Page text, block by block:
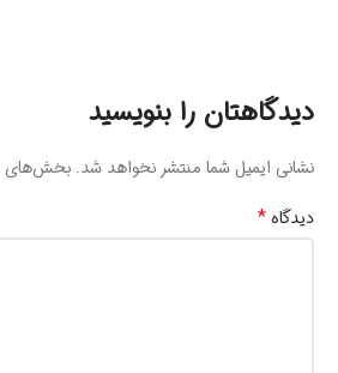
دیدگاهتان را بنویسید
نشانی ایمیل شما منتشر نخواهد شد. بخش‌های
دیدگاه*